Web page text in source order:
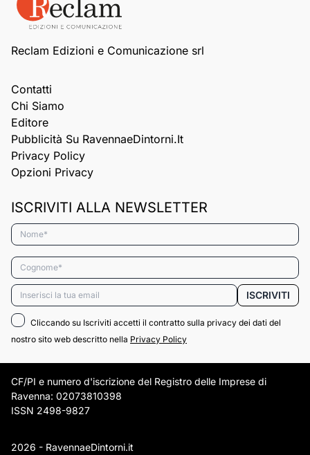
Reclam Edizioni e Comunicazione srl
Contatti
Chi Siamo
Editore
Pubblicità Su RavennaeDintorni.it
Privacy Policy
Opzioni Privacy
ISCRIVITI ALLA NEWSLETTER
Nome*
Cognome*
Email* ISCRIVITI
Cliccando su Iscriviti accetti il contratto sulla privacy dei dati del
nostro sito web descritto nella Privacy Policy
CF/PI e numero d'iscrizione del Registro delle Imprese di
Ravenna: 02073810398
ISSN 2498-9827
2026 - RavennaeDintorni.it